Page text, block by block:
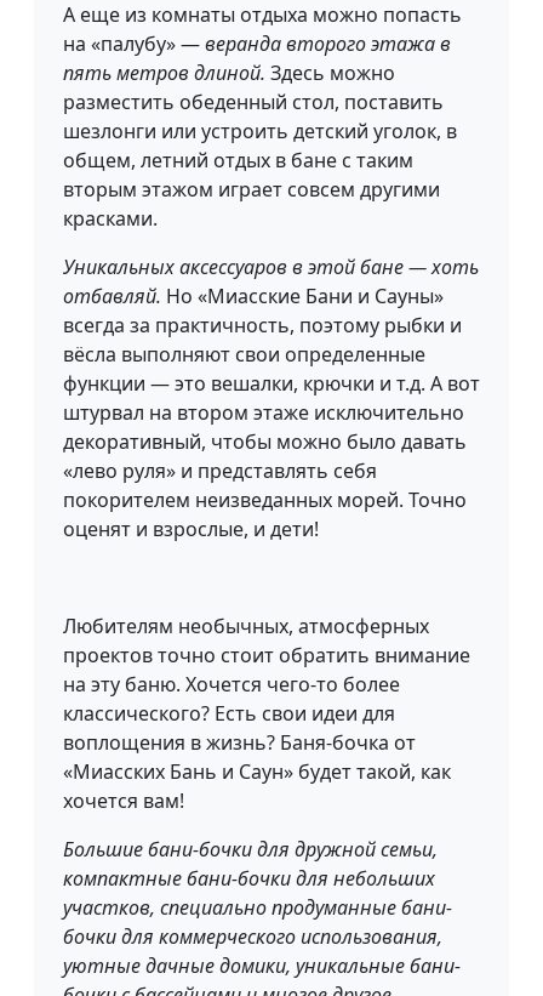
А еще из комнаты отдыха можно попасть
на «палубу» —веранда второго этажа в
пять метров длиной. Здесь можно
разместить обеденный стол, поставить
шезлонги или устроить детский уголок, в
общем, летний отдых в бане с таким
вторым этажом играет совсем другими
красками.
Уникальных аксессуаров в этой бане — хоть
отбавляй. Но «Миасские Бани и Сауны»
всегда за практичность, поэтому рыбки и
вёсла выполняют свои определенные
функции — это вешалки, крючки и т.д. А вот
штурвал на втором этаже исключительно
декоративный, чтобы можно было давать
«лево руля» и представлять себя
покорителем неизведанных морей. Точно
оценят и взрослые, и дети!
Любителям необычных, атмосферных
проектов точно стоит обратить внимание
на эту баню. Хочется чего-то более
классического? Есть свои идеи для
воплощения в жизнь? Баня-бочка от
«Миасских Бань и Саун» будет такой, как
хочется вам!
Большие бани-бочки для дружной семьи,
компактные бани-бочки для небольших
участков, специально продуманные бани-
бочки для коммерческого использования,
уютные дачные домики, уникальные бани-